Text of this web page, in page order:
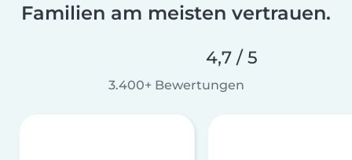
Familien am meisten vertrauen.
4,7 / 5
3.400+ Bewertungen